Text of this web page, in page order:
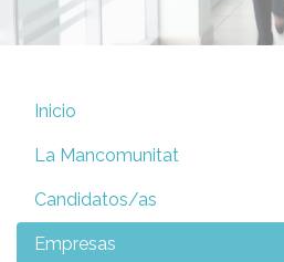
Inicio
La Mancomunitat
Candidatos/as
Empresas